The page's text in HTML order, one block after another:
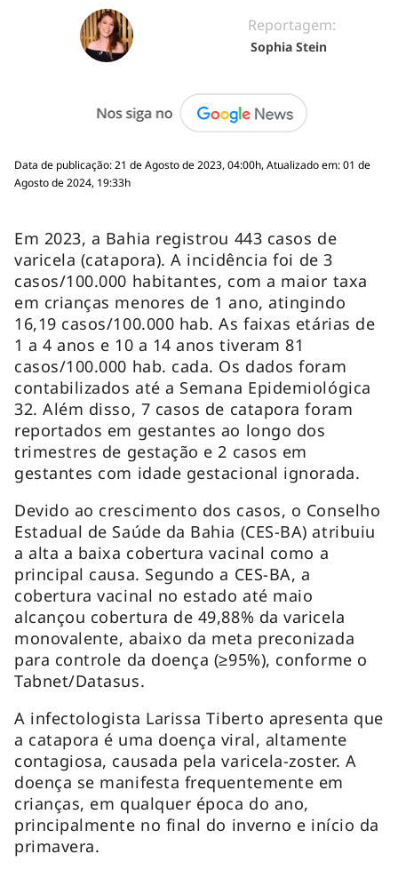
Reportagem:
Sophia Stein
Data de publicação: 21 de Agosto de 2023, 04:00h, Atualizado em: 01 de
Agosto de 2024, 19:33h
Em 2023, a Bahia registrou 443 casos de
varicela (catapora). A incidência foi de 3
casos/100.000 habitantes, com a maior taxa
em crianças menores de 1 ano, atingindo
16,19 casos/100.000 hab. As faixas etárias de
1 a 4 anos e 10 a 14 anos tiveram 81
casos/100.000 hab. cada. Os dados foram
contabilizados até a Semana Epidemiológica
32. Além disso, 7 casos de catapora foram
reportados em gestantes ao longo dos
trimestres de gestação e 2 casos em
gestantes com idade gestacional ignorada.
Devido ao crescimento dos casos, o Conselho
Estadual de Saúde da Bahia (CES-BA) atribuiu
a alta a baixa cobertura vacinal como a
principal causa. Segundo a CES-BA, a
cobertura vacinal no estado até maio
alcançou cobertura de 49,88% da varicela
monovalente, abaixo da meta preconizada
para controle da doença (≥95%), conforme o
Tabnet/Datasus.
A infectologista Larissa Tiberto apresenta que
a catapora é uma doença viral, altamente
contagiosa, causada pela varicela-zoster. A
doença se manifesta frequentemente em
crianças, em qualquer época do ano,
principalmente no final do inverno e início da
primavera.